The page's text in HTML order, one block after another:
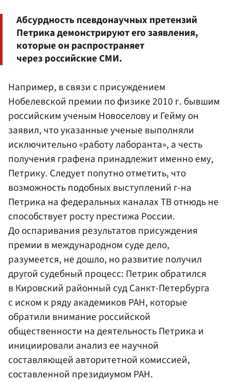
Абсурдность псевдонаучных претензий
Петрика демонстрируют его заявления,
которые он распространяет
через российские СМИ.
Например, в связи с присуждением
Нобелевской премии по физике 2010 г. бывшим
российским ученым Новоселову и Гейму он
заявил, что указанные ученые выполняли
исключительно «работу лаборанта», а честь
получения графена принадлежит именно ему,
Петрику. Следует попутно отметить, что
возможность подобных выступлений г-на
Петрика на федеральных каналах ТВ отнюдь не
способствует росту престижа России.
До оспаривания результатов присуждения
премии в международном суде дело,
разумеется, не дошло, но развитие получил
другой судебный процесс: Петрик обратился
в Кировский районный суд Санкт-Петербурга
с иском к ряду академиков РАН, которые
обратили внимание российской
общественности на деятельность Петрика и
инициировали анализ ее научной
составляющей авторитетной комиссией,
составленной президиумом РАН.